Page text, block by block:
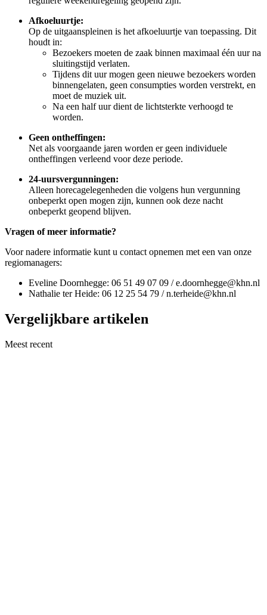
Afkoeluurtje:
Op de uitgaanspleinen is het afkoeluurtje van toepassing. Dit
houdt in:
Bezoekers moeten de zaak binnen maximaal één uur na
sluitingstijd verlaten.
Tijdens dit uur mogen geen nieuwe bezoekers worden
binnengelaten, geen consumpties worden verstrekt, en
moet de muziek uit.
Na een half uur dient de lichtsterkte verhoogd te
worden.
Geen ontheffingen:
Net als voorgaande jaren worden er geen individuele
ontheffingen verleend voor deze periode.
24-uursvergunningen:
Alleen horecagelegenheden die volgens hun vergunning
onbeperkt open mogen zijn, kunnen ook deze nacht
onbeperkt geopend blijven.
Vragen of meer informatie?
Voor nadere informatie kunt u contact opnemen met een van onze
regiomanagers:
Eveline Doornhegge: 06 51 49 07 09 / e.doornhegge@khn.nl
Nathalie ter Heide: 06 12 25 54 79 / n.terheide@khn.nl
Vergelijkbare artikelen
Meest recent